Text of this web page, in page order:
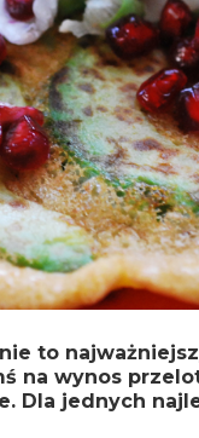
to
na wynos
Dla jednych